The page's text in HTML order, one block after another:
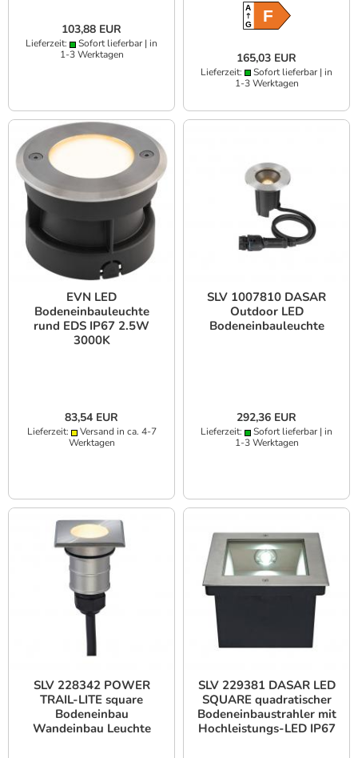
103,88 EUR
Lieferzeit:
Sofort lieferbar | in
1-3 Werktagen
A
GF
165,03 EUR
Lieferzeit:
Sofort lieferbar | in
1-3 Werktagen
EVN LED
Bodeneinbauleuchte
rund EDS IP67 2.5W
3000K
83,54 EUR
Lieferzeit:
Versand in ca. 4-7
Werktagen
SLV 1007810 DASAR
Outdoor LED
Bodeneinbauleuchte
292,36 EUR
Lieferzeit:
Sofort lieferbar | in
1-3 Werktagen
SLV 228342 POWER
TRAIL-LITE square
Bodeneinbau
Wandeinbau Leuchte
SLV 229381 DASAR LED
SQUARE quadratischer
Bodeneinbaustrahler mit
Hochleistungs-LED IP67